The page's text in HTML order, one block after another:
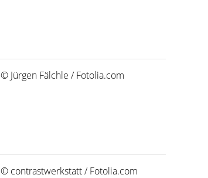
© Jürgen Fälchle / Fotolia.com
© contrastwerkstatt / Fotolia.com